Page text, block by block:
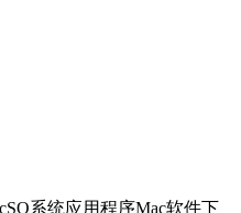
系统应用程序Mac软件下